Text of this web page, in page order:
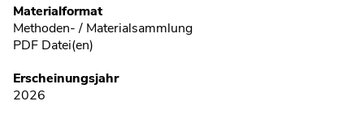
Materialformat
Methoden- / Materialsammlung
PDF Datei(en)
Erscheinungsjahr
2026